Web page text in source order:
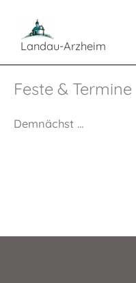
springenLandau-Arzheim
Feste & Termine
Demnächst …